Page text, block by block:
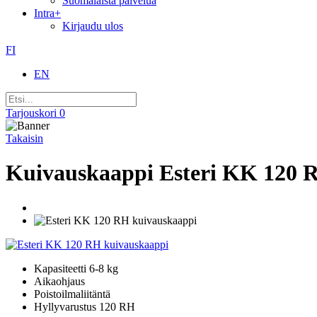
Intra+
Kirjaudu ulos
FI
EN
Tarjouskori 0
Takaisin
Kuivauskaappi Esteri KK 120
Kapasiteetti 6-8 kg
Aikaohjaus
Poistoilmaliitäntä
Hyllyvarustus 120 RH